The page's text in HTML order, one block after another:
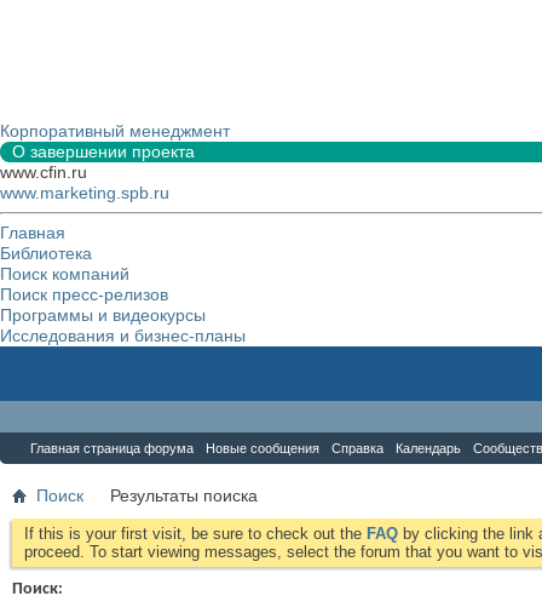
Корпоративный менеджмент
О завершении проекта
www.cfin.ru
www.marketing.spb.ru
Главная
Библиотека
Поиск компаний
Поиск пресс-релизов
Программы и видеокурсы
Исследования и бизнес-планы
Главная страница форума Новые сообщения Справка Календарь
Поиск Результаты поиска
If this is your first visit, be sure to check out the FAQ by clicking the link
proceed. To start viewing messages, select the forum that you want to
Поиск: